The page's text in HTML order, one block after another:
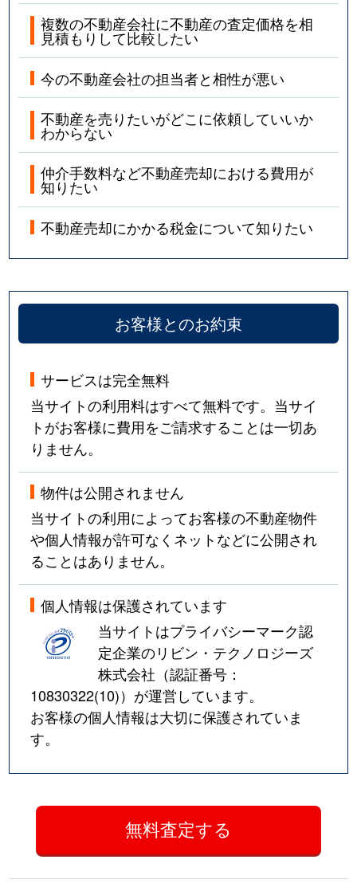
複数の不動産会社に不動産の査定価格を相
見積もりして比較したい
今の不動産会社の担当者と相性が悪い
不動産を売りたいがどこに依頼していいか
わからない
仲介手数料など不動産売却における費用が
知りたい
不動産売却にかかる税金について知りたい
お客様とのお約束
サービスは完全無料
当サイトの利用料はすべて無料です。当サイ
トがお客様に費用をご請求することは一切あ
りません。
物件は公開されません
当サイトの利用によってお客様の不動産物件
や個人情報が許可なくネットなどに公開され
ることはありません。
個人情報は保護されています
当サイトはプライバシーマーク認
定企業のリビン・テクノロジーズ
株式会社（認証番号：
10830322(10)）が運営しています。
お客様の個人情報は大切に保護されていま
す。